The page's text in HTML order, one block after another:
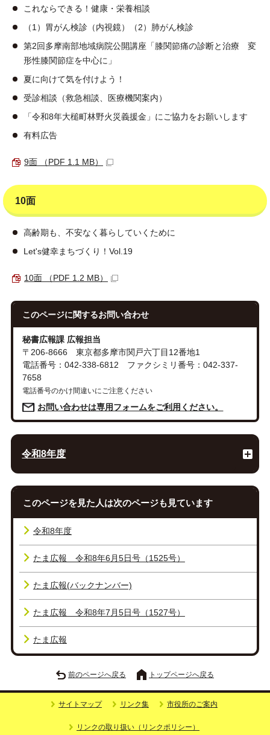
これならできる！健康・栄養相談
（1）胃がん検診（内視鏡）（2）肺がん検診
第2回多摩南部地域病院公開講座「膝関節痛の診断と治療 変
形性膝関節症を中心に」
夏に向けて気を付けよう！
受診相談（救急相談、医療機関案内）
「令和8年大槌町林野火災義援金」にご協力をお願いします
有料広告
9面 （PDF 1.1 MB）
10面
高齢期も、不安なく暮らしていくために
Let's健幸まちづくり！Vol.19
10面 （PDF 1.2 MB）
このページに関するお問い合わせ
秘書広報課 広報担当
〒206-8666 東京都多摩市関戸六丁目12番地1
電話番号：042-338-6812 ファクシミリ番号：042-337-
7658
電話番号のかけ間違いにご注意ください
お問い合わせは専用フォームをご利用ください。
令和8年度
このページを見た人は次のページも見ています
令和8年度
たま広報 令和8年6月5日号（1525号）
たま広報(バックナンバー)
たま広報 令和8年7月5日号（1527号）
たま広報
前のページへ戻る トップページへ戻る
サイトマップ リンク集 市役所のご案内
リンクの取り扱い（リンクポリシー）